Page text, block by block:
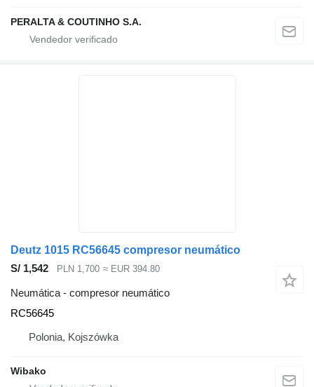
PERALTA & COUTINHO S.A.
Deutz 1015 RC56645 compresor neumático
S/ 1,542
PLN 1,700 ≈ EUR 394.80
Neumática - compresor neumático
RC56645
Polonia, Kojszówka
Wibako